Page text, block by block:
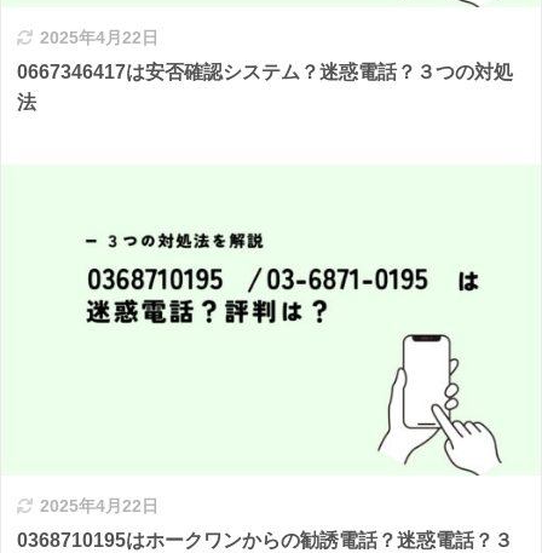
2025年4月22日
0667346417は安否確認システム？迷惑電話？３つの対処
法
2025年4月22日
0368710195はホークワンからの勧誘電話？迷惑電話？３